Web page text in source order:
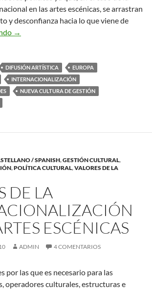
en las artes escénicas, se arrastran
y desconfianza hacia lo que viene de
Para las relaciones internacionales en
→
DIFUSIÓN ARTÍSTICA
EUROPA
INTERNACIONALIZACIÓN
NUEVA CULTURA DE GESTIÓN
/ SPANISH,GESTIÓN CULTURAL,
,POLÍTICA CULTURAL,VALORES DE LA
DE LA
ESCÉNICAS
ADMIN 4 COMENTARIOS
por las que es necesario para las
operadores culturales, estructuras e